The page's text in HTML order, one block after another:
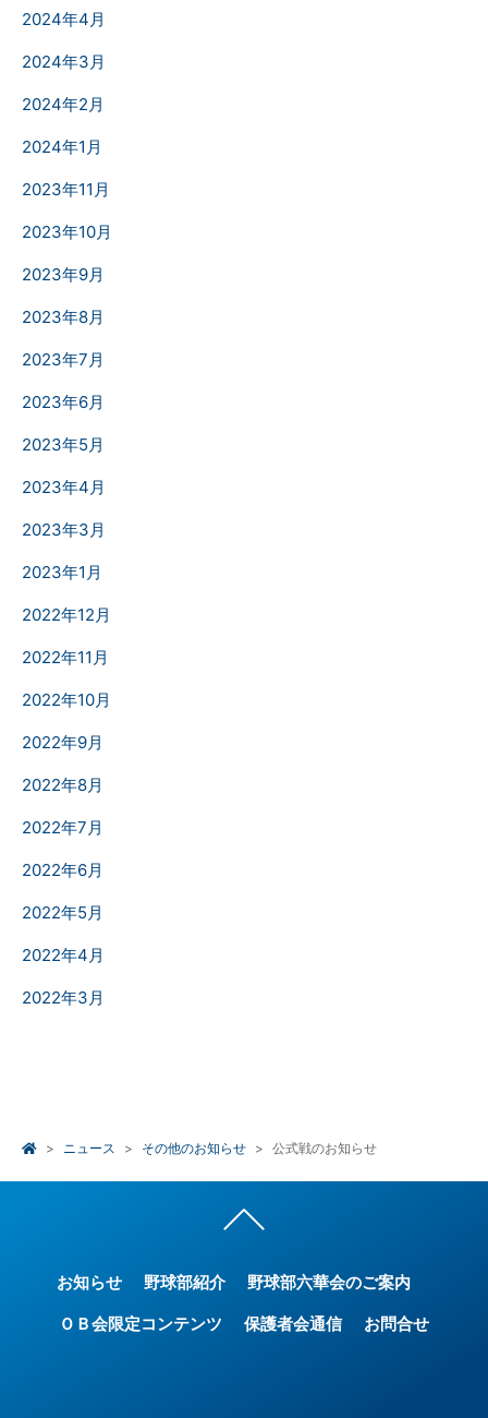
2024年4月
2024年3月
2024年2月
2024年1月
2023年11月
2023年10月
2023年9月
2023年8月
2023年7月
2023年6月
2023年5月
2023年4月
2023年3月
2023年1月
2022年12月
2022年11月
2022年10月
2022年9月
2022年8月
2022年7月
2022年6月
2022年5月
2022年4月
2022年3月
ニュース その他のお知らせ 公式戦のお知らせ
お知らせ 野球部紹介 野球部六華会のご案内
ＯＢ会限定コンテンツ 保護者会通信 お問合せ